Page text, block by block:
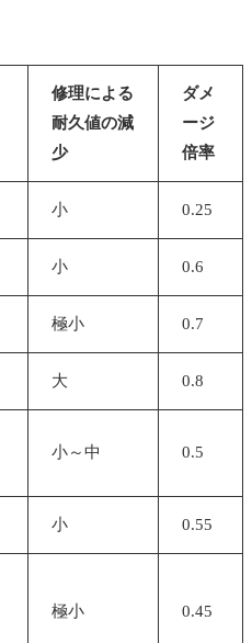
修理による
耐久値の減
少
ダメ
ージ
倍率
小 0.25
小 0.6
極小 0.7
大 0.8
小～中 0.5
小 0.55
極小 0.45